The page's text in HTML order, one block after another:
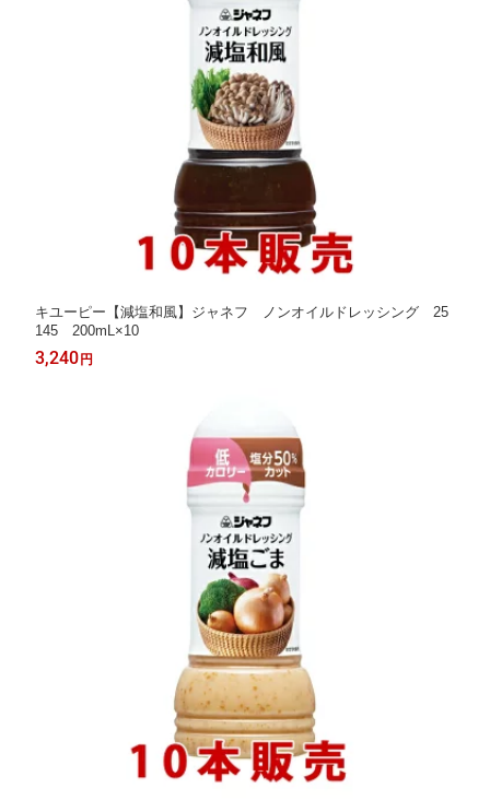
キユーピー【減塩和風】ジャネフ ノンオイルドレッシング 25
145 200mL×10
3,240 円